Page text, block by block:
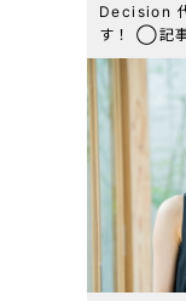
Decision
す！ ◯記
リョウ) 虎
Decision
歴：